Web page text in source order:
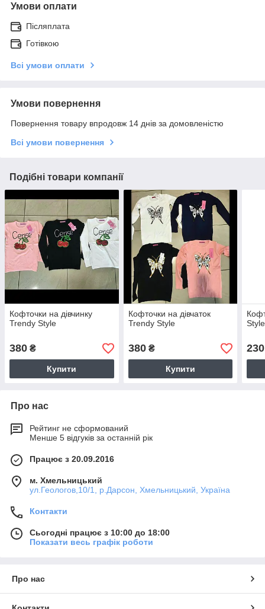
Умови оплати
Післяплата
Готівкою
Всі умови оплати
Умови повернення
Повернення товару впродовж 14 днів за домовленістю
Всі умови повернення
Подібні товари компанії
Кофточки на дівчинку
Trendy Style
380 ₴
Купити
Кофточки на дівчаток
Trendy Style
380₴
Купити
Style
230
Про нас
Рейтинг не сформований
Менше 5 відгуків за останній рік
Працює з 20.09.2016
м. Хмельницький
ул.Геологов,10/1, р.Дарсон, Хмельницький, Україна
Контакти
Сьогодні працює з 10:00 до 18:00
Показати весь графік роботи
Про нас